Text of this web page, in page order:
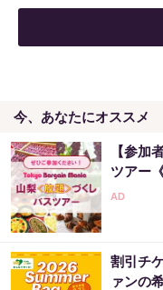
今、あなたにオススメ
【参加
ツアー
割引チ
ァンの